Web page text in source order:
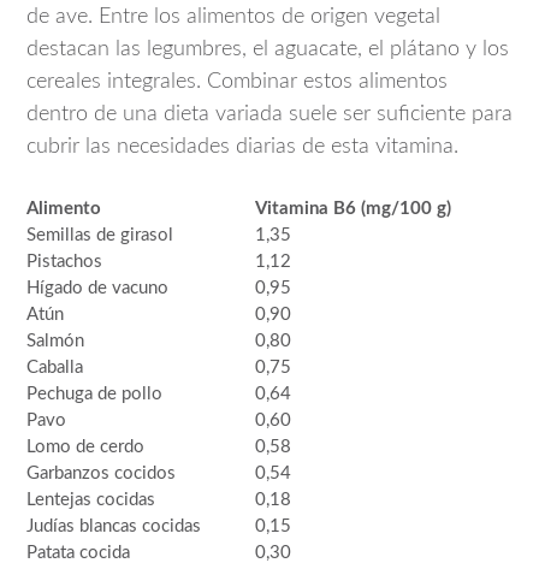
de ave. Entre los alimentos de origen vegetal
destacan las legumbres, el aguacate, el plátano y los
cereales integrales. Combinar estos alimentos
dentro de una dieta variada suele ser suficiente para
cubrir las necesidades diarias de esta vitamina.
Alimento
Vitamina B6 (mg/100 g)
Semillas de girasol
1,35
Pistachos
1,12
Hígado de vacuno
0,95
Atún
0,90
Salmón
0,80
Caballa
0,75
Pechuga de pollo
0,64
Pavo
0,60
Lomo de cerdo
0,58
Garbanzos cocidos
0,54
Lentejas cocidas
0,18
Judías blancas cocidas
0,15
Patata cocida
0,30